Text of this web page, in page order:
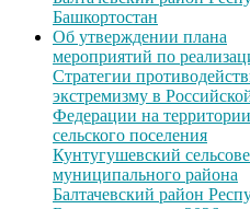
Башкортостан
Об утверждении плана
мероприятий по
Стратегии
экстремизму в
Федерации на территории
сельского поселения
Кунтугушевский
муниципального района
Балтачевский район